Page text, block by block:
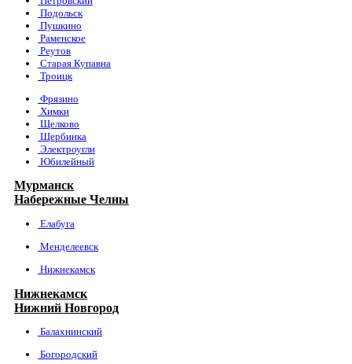
Подольск
Пушкино
Раменское
Реутов
Старая Купавна
Троицк
Фрязино
Химки
Щелково
Щербинка
Электроугли
Юбилейный
Мурманск
Набережные Челны
Елабуга
Менделеевск
Нижнекамск
Нижнекамск
Нижний Новгород
Балахнинский
Богородский